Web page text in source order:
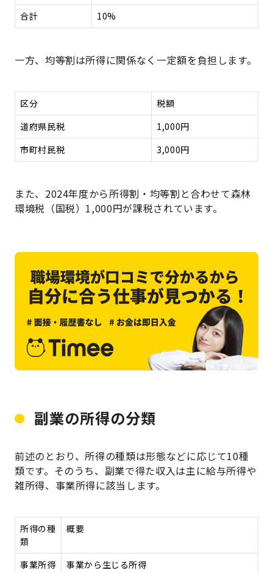
合計
10%
一方、均等割は所得に関係なく一定額を負担します。
区分
税額
道府県民税
1,000円
市町村民税
3,000円
また、2024年度から所得割・均等割と合わせて森林
環境税（国税）1,000円が課税されています。
副業の所得の分類
前述のとおり、所得の種類は形態などに応じて10種
類です。そのうち、副業で得た収入は主に給与所得や
雑所得、事業所得に該当します。
所得の種
類
概要
事業所得
事業から生じる所得